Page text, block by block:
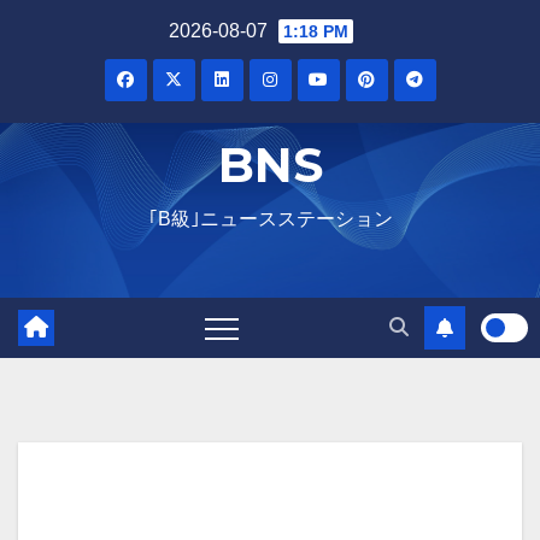
2026-08-07 1:18 PM
BNS
｢B級｣ニュースステーション